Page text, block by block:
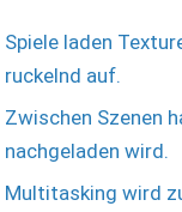
Spiele laden
ruckelnd auf.
Zwischen Szenen
nachgeladen wird.
Multitasking wird